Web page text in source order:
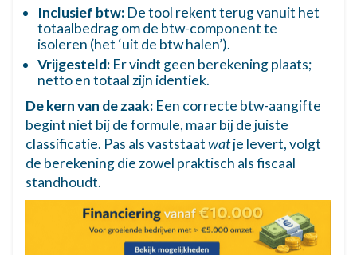
Boeken (fysiek & digitaal)
Gedrukte boeken, e-books, luisterboeken,
educatief materiaal.
Kranten & tijdschriften
9%
Gedrukte en digitale kranten, tijdschriften,
periodieken.
Kunst & antiek (eerste levering)
of bij invoer; antiek.
Zaden, planten & bloembollen
9%
Inclusief btw: De tool rekent terug vanuit het
totaalbedrag om de btw-component te
isoleren (het ‘uit de btw halen’).
Vrijgesteld: Er vindt geen berekening plaats;
netto en totaal zijn identiek.
De kern van de zaak: Een correcte btw-aangifte
begint niet bij de formule, maar bij de juiste
classificatie. Pas als vaststaatwatje levert, volgt
de berekening die zowel praktisch als fiscaal
standhoudt.